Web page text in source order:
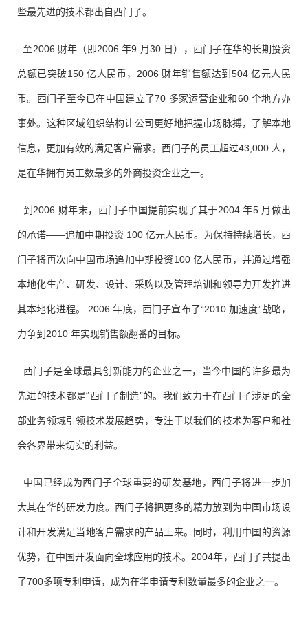
些最先进的技术都出自西门子。
至2006 财年（即2006 年9 月30 日），西门子在华的长期投资
总额已突破150 亿人民币，2006 财年销售额达到504 亿元人民
币。西门子至今已在中国建立了70 多家运营企业和60 个地方办
事处。这种区域组织结构让公司更好地把握市场脉搏，了解本地
信息，更加有效的满足客户需求。西门子的员工超过43,000 人，
是在华拥有员工数最多的外商投资企业之一。
到2006 财年末，西门子中国提前实现了其于2004 年5 月做出
的承诺——追加中期投资 100 亿元人民币。为保持持续增长，西
门子将再次向中国市场追加中期投资100 亿人民币，并通过增强
本地化生产、研发、设计、采购以及管理培训和领导力开发推进
其本地化进程。 2006 年底，西门子宣布了“2010 加速度”战略，
力争到2010 年实现销售额翻番的目标。
西门子是全球最具创新能力的企业之一，当今中国的许多最为
先进的技术都是“西门子制造”的。我们致力于在西门子涉足的全
部业务领域引领技术发展趋势，专注于以我们的技术为客户和社
会各界带来切实的利益。
中国已经成为西门子全球重要的研发基地，西门子将进一步加
大其在华的研发力度。西门子将把更多的精力放到为中国市场设
计和开发满足当地客户需求的产品上来。同时，利用中国的资源
优势，在中国开发面向全球应用的技术。2004年，西门子共提出
了700多项专利申请，成为在华申请专利数量最多的企业之一。